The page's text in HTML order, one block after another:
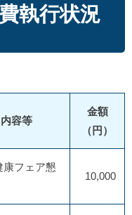
執行状況
容等
金額
（円）
康フェア懇
10,000